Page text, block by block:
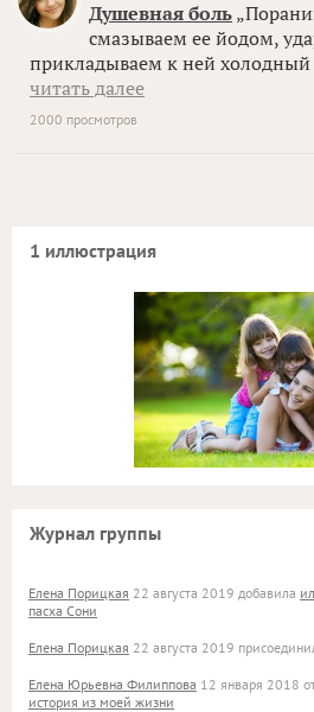
Душевная боль
смазываем ее йодом,
прикладываем к ней холодный
читать далее
2000 просмотров
1 иллюстрация
Журнал группы
Елена Порицкая 22 августа 2019 добавила
пасха Сони
Елена Порицкая 22 августа 2019
Елена Юрьевна Филиппова 12 января 2018
история из моей жизни